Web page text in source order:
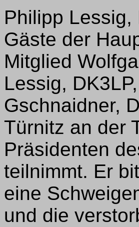
Philipp Lessig,
Gäste der
Mitglied
Lessig,
Gschnaidner,
Türnitz an der
Präsidenten
teilnimmt. Er
eine
und die